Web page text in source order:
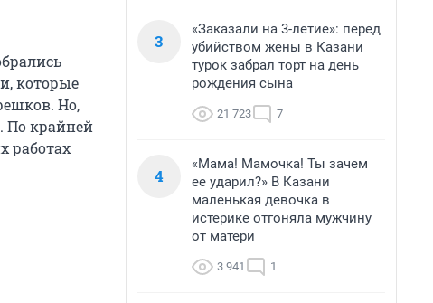
которые
Но,
По крайней
работах
3
«Заказали на 3-летие»: перед
убийством жены в Казани
турок забрал торт на день
рождения сына
21 723 7
4
«Мама! Мамочка! Ты зачем
ее ударил?» В Казани
маленькая девочка в
истерике отгоняла мужчину
от матери
3 941 1